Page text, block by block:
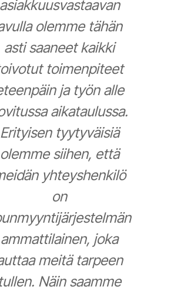
asiakkuusvastaavan
olemme tähän
asti saaneet kaikki
toimenpiteet
ja työn alle
aikataulussa.
Erityisen tyytyväisiä
olemme siihen, että
yhteyshenkilö
on
ammattilainen, joka
meitä tarpeen
tullen. Näin saamme